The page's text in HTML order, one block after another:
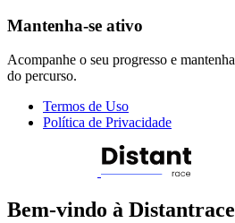
Mantenha-se ativo
Acompanhe o seu progresso e
do percurso.
Termos de Uso
Política de Privacidade
Bem-vindo à Distantrace